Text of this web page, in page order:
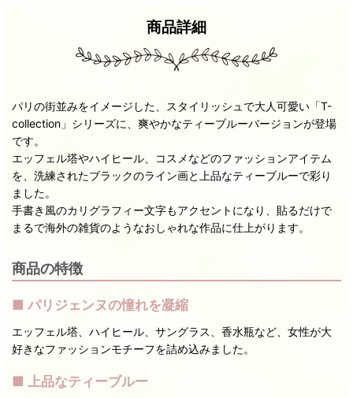
商品詳細
パリの街並みをイメージした、スタイリッシュで大人可愛い「T-
collection」シリーズに、爽やかなティーブルーバージョンが登場
です。
エッフェル塔やハイヒール、コスメなどのファッションアイテム
を、洗練されたブラックのライン画と上品なティーブルーで彩り
ました。
手書き風のカリグラフィー文字もアクセントになり、貼るだけで
まるで海外の雑貨のようなおしゃれな作品に仕上がります。
商品の特徴
■ パリジェンヌの憧れを凝縮
エッフェル塔、ハイヒール、サングラス、香水瓶など、女性が大
好きなファッションモチーフを詰め込みました。
■ 上品なティーブルー